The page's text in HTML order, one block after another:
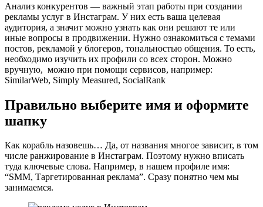
Анализ конкурентов — важный этап работы при создании
рекламы услуг в Инстаграм. У них есть ваша целевая
аудитория, а значит можно узнать как они решают те или
иные вопросы в продвижении. Нужно ознакомиться с темами
постов, рекламой у блогеров, тональностью общения. То есть,
необходимо изучить их профили со всех сторон. Можно
вручную, можно при помощи сервисов, например:
SimilarWeb, Simply Measured, SocialRank
Правильно выберите имя и оформите
шапку
Как корабль назовешь… Да, от названия многое зависит, в том
числе ранжирование в Инстаграм. Поэтому нужно вписать
туда ключевые слова. Например, в нашем профиле имя:
“SMM, Таргетированная реклама”. Сразу понятно чем мы
занимаемся.